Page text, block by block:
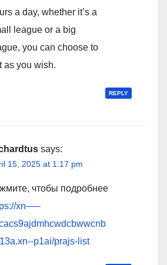
a day, whether it’s a
league or a big
you can choose to
as you wish.
REPLY
says:
15, 2025 at 1:17 pm
чтобы подробнее
xn—–
p1ai/prajs-list